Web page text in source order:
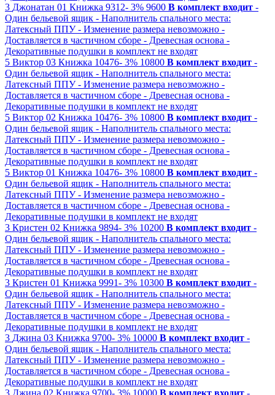
3 Джонатан 01 Книжка 9312- 3% 9600 В комплект входит -
Один бельевой ящик - Наполнитель спального места:
Латексный ППУ - Изменение размера невозможно -
Доставляется в частичном сборе - Древесная основа -
Декоративные подушки в комплект не входят
5 Виктор 03 Книжка 10476- 3% 10800 В комплект входит -
Один бельевой ящик - Наполнитель спального места:
Латексный ППУ - Изменение размера невозможно -
Доставляется в частичном сборе - Древесная основа -
Декоративные подушки в комплект не входят
5 Виктор 02 Книжка 10476- 3% 10800 В комплект входит -
Один бельевой ящик - Наполнитель спального места:
Латексный ППУ - Изменение размера невозможно -
Доставляется в частичном сборе - Древесная основа -
Декоративные подушки в комплект не входят
5 Виктор 01 Книжка 10476- 3% 10800 В комплект входит -
Один бельевой ящик - Наполнитель спального места:
Латексный ППУ - Изменение размера невозможно -
Доставляется в частичном сборе - Древесная основа -
Декоративные подушки в комплект не входят
3 Кристен 02 Книжка 9894- 3% 10200 В комплект входит -
Один бельевой ящик - Наполнитель спального места:
Латексный ППУ - Изменение размера невозможно -
Доставляется в частичном сборе - Древесная основа -
Декоративные подушки в комплект не входят
3 Кристен 01 Книжка 9991- 3% 10300 В комплект входит -
Один бельевой ящик - Наполнитель спального места:
Латексный ППУ - Изменение размера невозможно -
Доставляется в частичном сборе - Древесная основа -
Декоративные подушки в комплект не входят
3 Джина 03 Книжка 9700- 3% 10000 В комплект входит -
Один бельевой ящик - Наполнитель спального места:
Латексный ППУ - Изменение размера невозможно -
Доставляется в частичном сборе - Древесная основа -
Декоративные подушки в комплект не входят
3 Джина 02 Книжка 9700- 3% 10000 В комплект входит -